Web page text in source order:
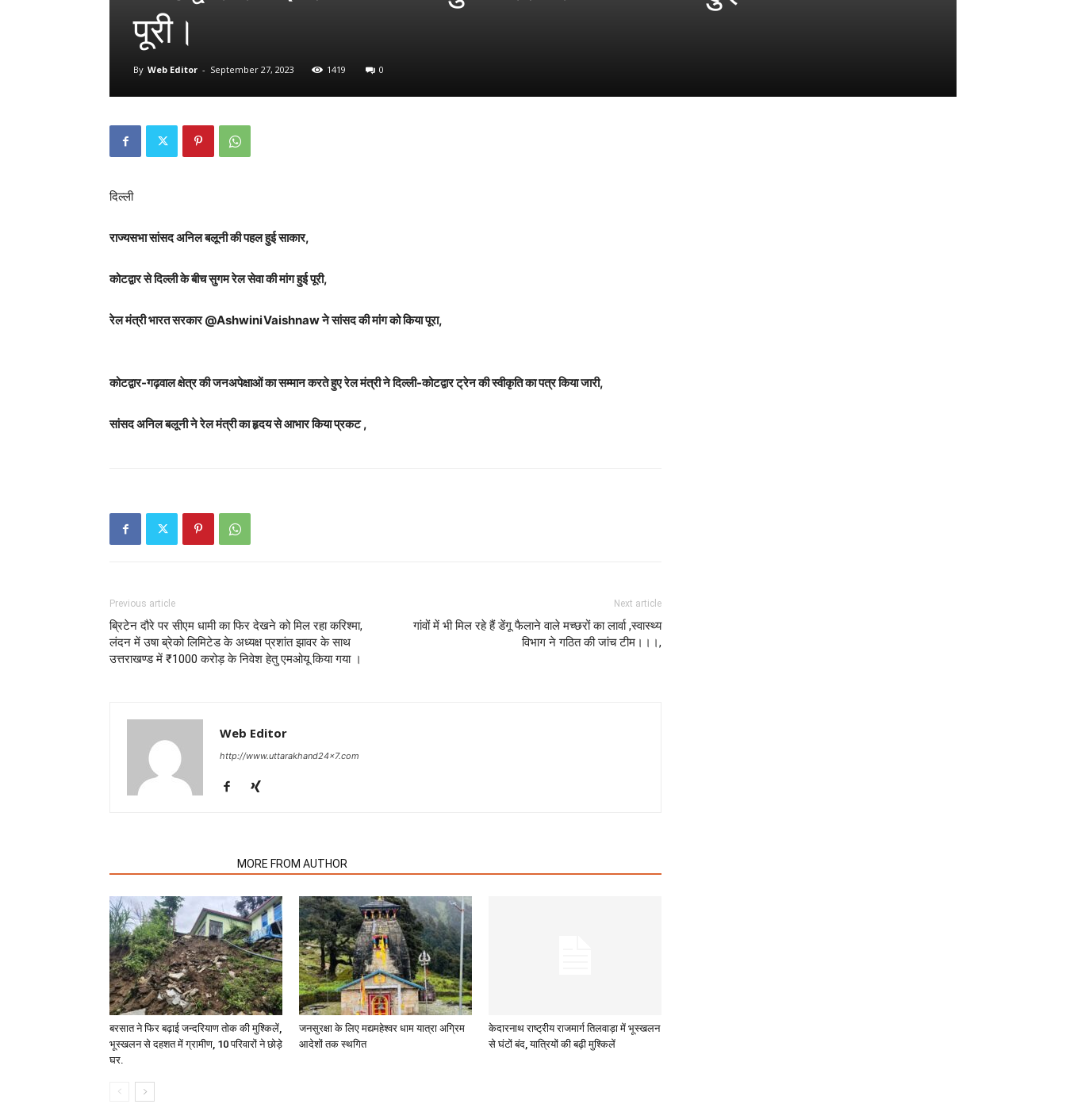
पूरी।
By Web Editor - September 27, 2023 1419 0
दिल्ली
राज्यसभा सांसद अनिल बलूनी की पहल हुई साकार,
कोटद्वार से दिल्ली के बीच सुगम रेल सेवा की मांग हुई पूरी,
रेल मंत्री भारत सरकार @AshwiniVaishnaw ने सांसद की मांग को किया पूरा,
कोटद्वार-गढ़वाल क्षेत्र की जनअपेक्षाओं का सम्मान करते हुए रेल मंत्री ने दिल्ली-कोटद्वार ट्रेन की स्वीकृति का पत्र किया जारी,
सांसद अनिल बलूनी ने रेल मंत्री का हृदय से आभार किया प्रकट ,
Previous article
ब्रिटेन दौरे पर सीएम धामी का फिर देखने को मिल रहा करिश्मा,
लंदन में उषा ब्रेको लिमिटेड के अध्यक्ष प्रशांत झावर के साथ
उत्तराखण्ड में ₹1000 करोड़ के निवेश हेतु एमओयू किया गया ।
Next article
गांवों में भी मिल रहे हैं डेंगू फैलाने वाले मच्छरों का लार्वा ,स्वास्थ्य
विभाग ने गठित की जांच टीम।।।,
Web Editor
http://www.uttarakhand24x7.com
MORE FROM AUTHOR
बरसात ने फिर बढ़ाई जन्दरियाण तोक की मुश्किलें,
भूस्खलन से दहशत में ग्रामीण, 10 परिवारों ने छोड़े
घर.
जनसुरक्षा के लिए मद्यमहेश्वर धाम यात्रा अग्रिम
आदेशों तक स्थगित
केदारनाथ राष्ट्रीय राजमार्ग तिलवाड़ा में भूस्खलन
से घंटों बंद, यात्रियों की बढ़ी मुश्किलें